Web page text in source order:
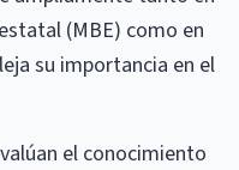
(MBE) como en
su importancia en el
el conocimiento